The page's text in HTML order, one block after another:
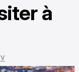
à